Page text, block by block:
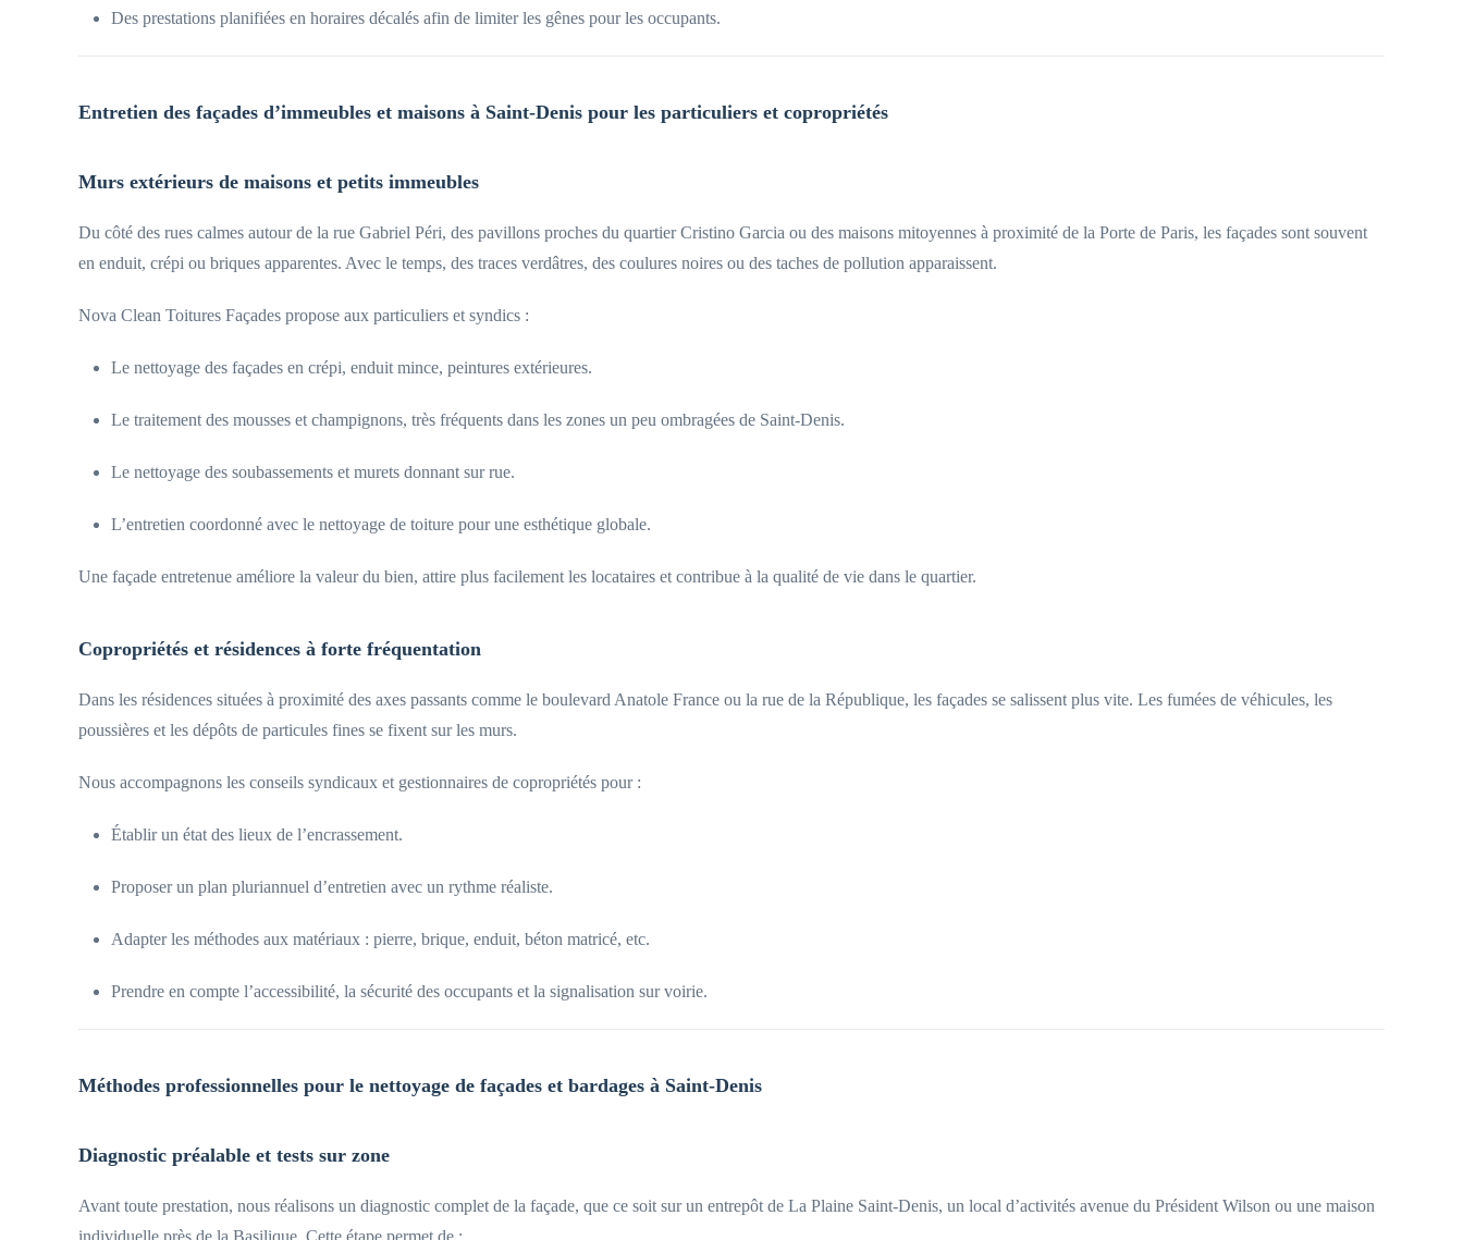
Des prestations planifiées en horaires décalés afin de limiter les gênes pour les occupants.
Entretien des façades d’immeubles et maisons à Saint-Denis pour les particuliers et copropriétés
Murs extérieurs de maisons et petits immeubles
Du côté des rues calmes autour de la rue Gabriel Péri, des pavillons proches du quartier Cristino Garcia ou des maisons mitoyennes à proximité de la Porte de Paris, les façades sont souvent
en enduit, crépi ou briques apparentes. Avec le temps, des traces verdâtres, des coulures noires ou des taches de pollution apparaissent.
Nova Clean Toitures Façades propose aux particuliers et syndics :
Le nettoyage des façades en crépi, enduit mince, peintures extérieures.
Le traitement des mousses et champignons, très fréquents dans les zones un peu ombragées de Saint-Denis.
Le nettoyage des soubassements et murets donnant sur rue.
L’entretien coordonné avec le nettoyage de toiture pour une esthétique globale.
Une façade entretenue améliore la valeur du bien, attire plus facilement les locataires et contribue à la qualité de vie dans le quartier.
Copropriétés et résidences à forte fréquentation
Dans les résidences situées à proximité des axes passants comme le boulevard Anatole France ou la rue de la République, les façades se salissent plus vite. Les fumées de véhicules, les
poussières et les dépôts de particules fines se fixent sur les murs.
Nous accompagnons les conseils syndicaux et gestionnaires de copropriétés pour :
Établir un état des lieux de l’encrassement.
Proposer un plan pluriannuel d’entretien avec un rythme réaliste.
Adapter les méthodes aux matériaux : pierre, brique, enduit, béton matricé, etc.
Prendre en compte l’accessibilité, la sécurité des occupants et la signalisation sur voirie.
Méthodes professionnelles pour le nettoyage de façades et bardages à Saint-Denis
Diagnostic préalable et tests sur zone
Avant toute prestation, nous réalisons un diagnostic complet de la façade, que ce soit sur un entrepôt de La Plaine Saint-Denis, un local d’activités avenue du Président Wilson ou une maison
individuelle près de la Basilique. Cette étape permet de :